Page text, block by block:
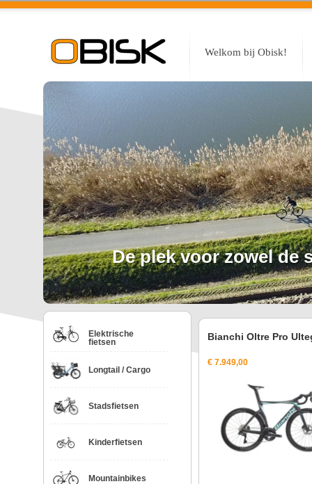
Welkom bij Obisk!
De plek voor zowel de
Elektrische
fietsen
Longtail / Cargo
Stadsfietsen
Kinderfietsen
Mountainbikes
Bianchi Oltre Pro
€ 7.949,00